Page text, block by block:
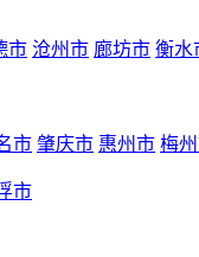
市 沧州市 廊坊市 衡水
市 肇庆市 惠州市 梅
市